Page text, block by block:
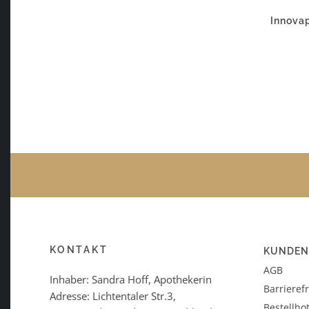
KONTAKT
Inhaber: Sandra Hoff, Apothekerin
Adresse: Lichtentaler Str.3,
AGB